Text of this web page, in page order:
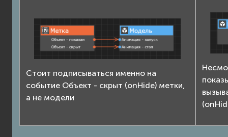
Стоит подписываться именно на
событие Объект - скрыт (onHide) метки,
а не модели